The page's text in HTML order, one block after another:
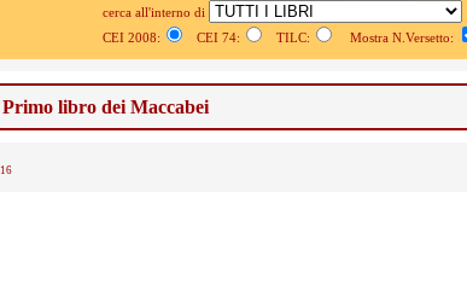
cerca all'interno di
CEI 2008:
CEI 74: TILC: Mostra N.Versetto:
Primo libro dei Maccabei
16